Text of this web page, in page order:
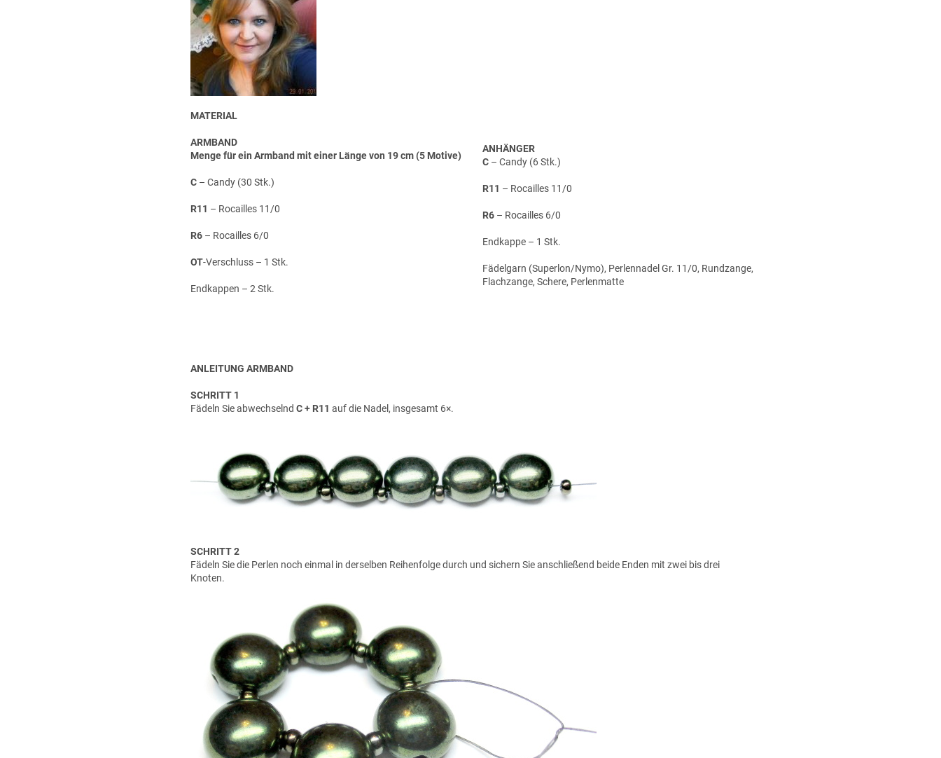
MATERIAL
ARMBAND
Menge für ein Armband mit einer Länge von 19 cm (5 Motive)
C – Candy (30 Stk.)
R11 – Rocailles 11/0
R6 – Rocailles 6/0
OT-Verschluss – 1 Stk.
Endkappen – 2 Stk.
ANHÄNGER
C – Candy (6 Stk.)
R11 – Rocailles 11/0
R6 – Rocailles 6/0
Endkappe – 1 Stk.
Fädelgarn (Superlon/Nymo), Perlennadel Gr. 11/0, Rundzange,
Flachzange, Schere, Perlenmatte
ANLEITUNG ARMBAND
SCHRITT 1
Fädeln Sie abwechselnd C + R11 auf die Nadel, insgesamt 6×.
SCHRITT 2
Fädeln Sie die Perlen noch einmal in derselben Reihenfolge durch und sichern Sie anschließend beide Enden mit zwei bis drei
Knoten.